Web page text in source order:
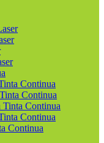
Continua
Continua
Continua
Continua
Continua